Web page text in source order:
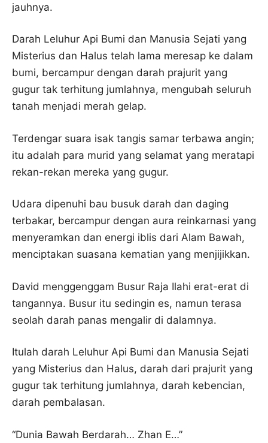
jauhnya.
Darah Leluhur Api Bumi dan Manusia Sejati yang
Misterius dan Halus telah lama meresap ke dalam
bumi, bercampur dengan darah prajurit yang
gugur tak terhitung jumlahnya, mengubah seluruh
tanah menjadi merah gelap.
Terdengar suara isak tangis samar terbawa angin;
itu adalah para murid yang selamat yang meratapi
rekan-rekan mereka yang gugur.
Udara dipenuhi bau busuk darah dan daging
terbakar, bercampur dengan aura reinkarnasi yang
menyeramkan dan energi iblis dari Alam Bawah,
menciptakan suasana kematian yang menjijikkan.
David menggenggam Busur Raja Ilahi erat-erat di
tangannya. Busur itu sedingin es, namun terasa
seolah darah panas mengalir di dalamnya.
Itulah darah Leluhur Api Bumi dan Manusia Sejati
yang Misterius dan Halus, darah dari prajurit yang
gugur tak terhitung jumlahnya, darah kebencian,
darah pembalasan.
“Dunia Bawah Berdarah… Zhan E…”